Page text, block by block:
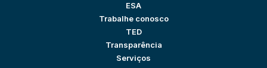
ESA
Trabalhe conosco
TED
Transparência
Serviços